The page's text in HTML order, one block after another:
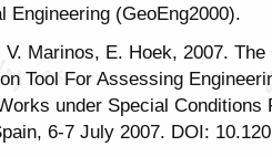
Engineering (GeoEng2000).
V. Marinos, E. Hoek, 2007.
Tool For Assessing
under Special
6-7 July 2007. DOI: